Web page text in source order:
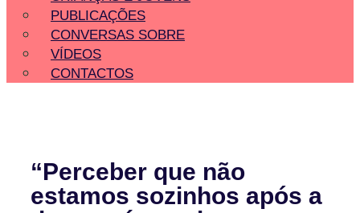
PUBLICAÇÕES
CONVERSAS SOBRE
VÍDEOS
CONTACTOS
“Perceber que não
estamos sozinhos após a